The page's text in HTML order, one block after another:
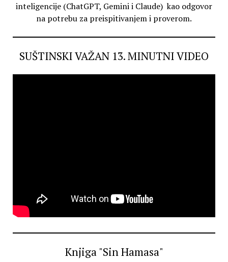
inteligencije (ChatGPT, Gemini i Claude) kao odgovor
na potrebu za preispitivanjem i proverom.
SUŠTINSKI VAŽAN 13. MINUTNI VIDEO
Knjiga "Sin Hamasa"